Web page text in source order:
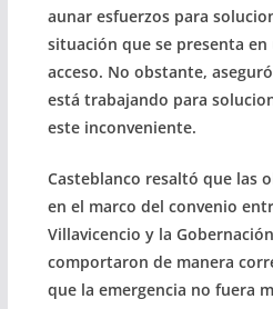
aunar esfuerzos para
situación que se presenta
acceso. No obstante,
está trabajando para
este inconveniente.
Casteblanco resaltó que las
en el marco del convenio
Villavicencio y la
comportaron de manera
que la emergencia no fuera